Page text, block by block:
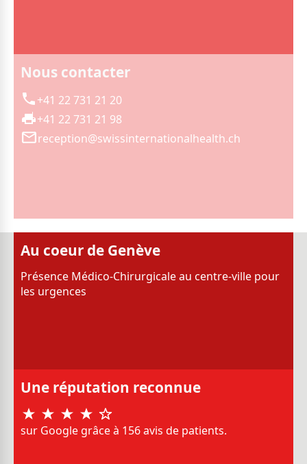
Nous contacter
+41 22 731 21 20
+41 22 731 21 98
reception@swissinternationalhealth.ch
Au coeur de Genève
Présence Médico-Chirurgicale au centre-ville pour
les urgences
Une réputation reconnue
sur Google grâce à 156 avis de patients.